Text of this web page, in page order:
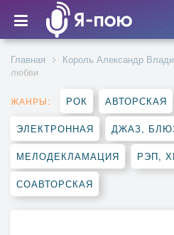
Главная Король Александр
любви
ЖАНРЫ: РОК АВТОРСКАЯ
ЭЛЕКТРОННАЯ ДЖАЗ,
МЕЛОДЕКЛАМАЦИЯ РЭП,
СОАВТОРСКАЯ